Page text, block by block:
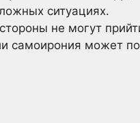
ситуациях.
не могут
самоирония может